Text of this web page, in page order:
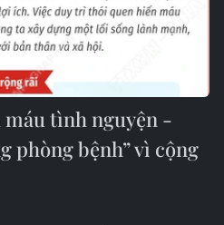
máu tình nguyện -
phòng bệnh” vì cộng